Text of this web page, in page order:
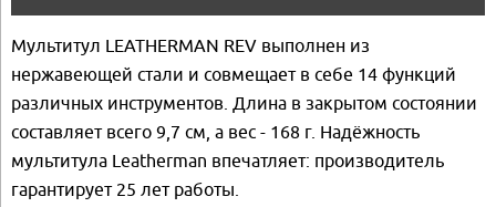
Мультитул LEATHERMAN REV выполнен из
нержавеющей стали и совмещает в себе 14 функций
различных инструментов. Длина в закрытом состоянии
составляет всего 9,7 см, а вес - 168 г. Надёжность
мультитула Leatherman впечатляет: производитель
гарантирует 25 лет работы.